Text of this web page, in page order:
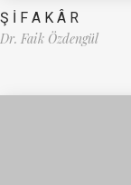
Ş İ F A K Â R
Dr. Faik Özdengül